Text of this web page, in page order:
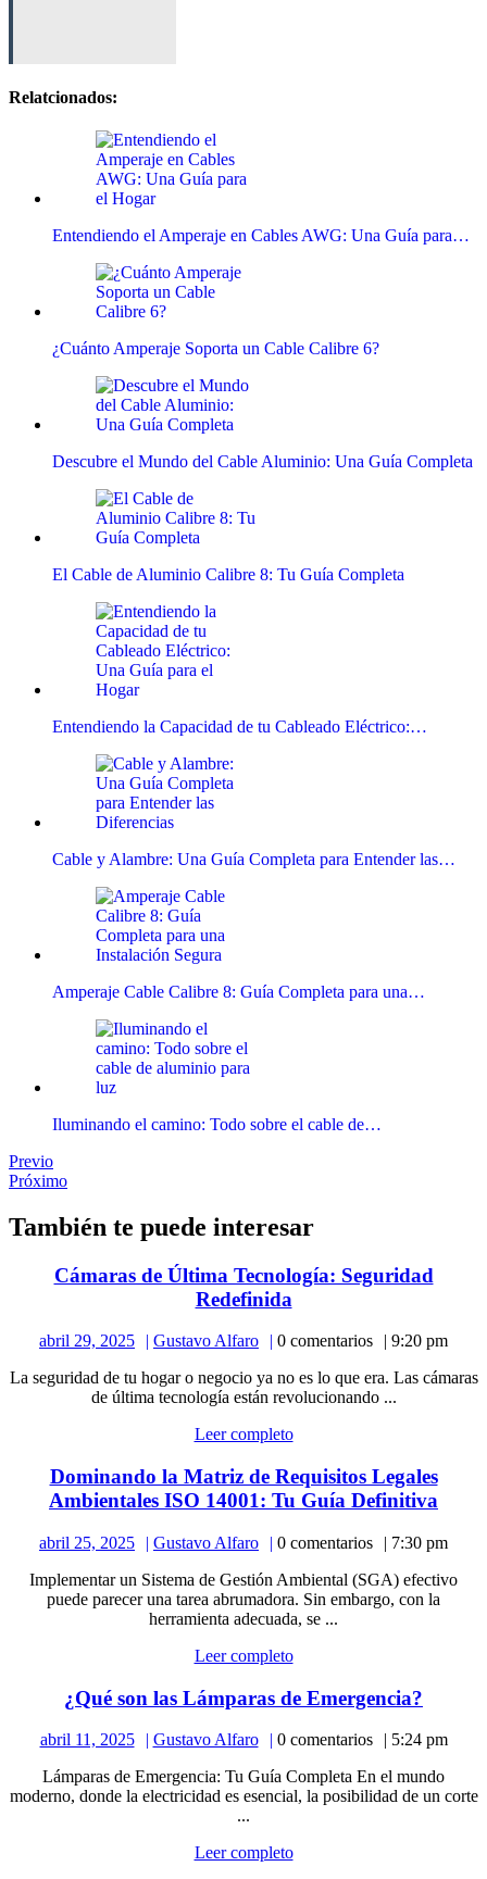
Relatcionados:
Entendiendo el Amperaje en Cables AWG: Una Guía para…
¿Cuánto Amperaje Soporta un Cable Calibre 6?
Descubre el Mundo del Cable Aluminio: Una Guía Completa
El Cable de Aluminio Calibre 8: Tu Guía Completa
Entendiendo la Capacidad de tu Cableado Eléctrico:…
Cable y Alambre: Una Guía Completa para Entender las…
Amperaje Cable Calibre 8: Guía Completa para una…
Iluminando el camino: Todo sobre el cable de…
Navegación
de
entradas
PrevioPublicación
anterior:
PróximoPublicación
También te puede interesar
Cámaras de Última Tecnología: Seguridad
RedefinidaCámaras
Última
Tecnología:
Seguridad
abril 29, 2025
abril
2025
Gustavo Alfaro
Gustavo
0 comentarios
9:20 pm
La seguridad de tu hogar o negocio ya no es lo que era. Las cámaras
de última tecnología están revolucionando ...
Leer completoLeer
Dominando la Matriz de Requisitos Legales
Ambientales ISO 14001: Tu Guía Definitiva
de
Guía
abril 25, 2025
abril
2025
Gustavo Alfaro
Gustavo
0 comentarios
7:30 pm
Implementar un Sistema de Gestión Ambiental (SGA) efectivo
puede parecer una tarea abrumadora. Sin embargo, con la
herramienta adecuada, se ...
Leer completoLeer
¿Qué son las Lámparas de Emergencia?
las
de
abril 11, 2025
abril
2025
Gustavo Alfaro
Gustavo
0 comentarios
5:24 pm
Lámparas de Emergencia: Tu Guía Completa En el mundo
moderno, donde la electricidad es esencial, la posibilidad de un corte
...
Leer completoLeer